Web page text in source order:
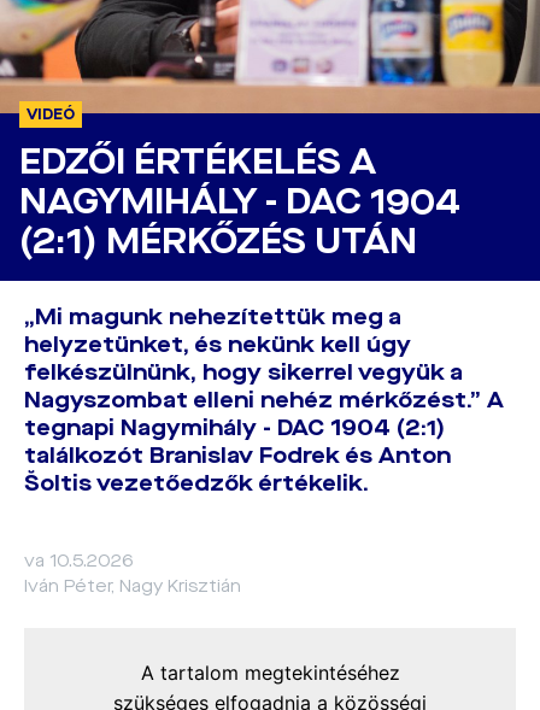
VIDEÓ
EDZŐI ÉRTÉKELÉS A
NAGYMIHÁLY - DAC 1904
(2:1) MÉRKŐZÉS UTÁN
„Mi magunk nehezítettük meg a
helyzetünket, és nekünk kell úgy
felkészülnünk, hogy sikerrel vegyük a
Nagyszombat elleni nehéz mérkőzést.” A
tegnapi Nagymihály - DAC 1904 (2:1)
találkozót Branislav Fodrek és Anton
Šoltis vezetőedzők értékelik.
va 10.5.2026
Iván Péter, Nagy Krisztián